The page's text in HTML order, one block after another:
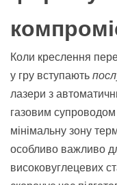
Коли креслення
у гру вступають
лазери з
газовим супроводом
мінімальну зону
особливо важливо
високовуглецевих